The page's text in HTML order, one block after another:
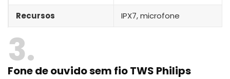
Recursos IPX7, microfone
3
Fone de ouvido sem fio TWS Philips